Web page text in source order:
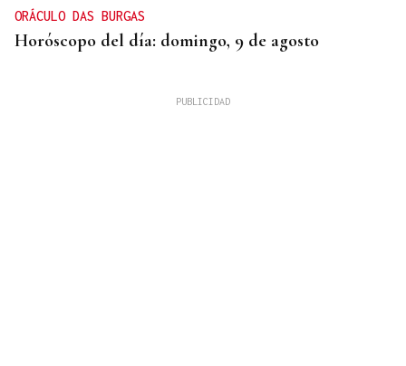
ORÁCULO DAS BURGAS
Horóscopo del día: domingo, 9 de agosto